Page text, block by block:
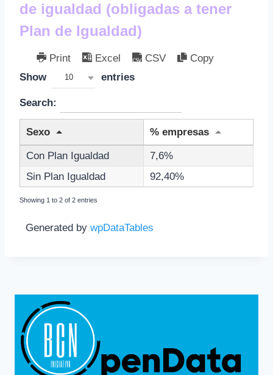
de igualdad (obligadas a tener
Plan de Igualdad)
Print Excel CSV
Copy
Show
10 entries
Search:
Sexo % empresas
Con Plan Igualdad
7,6%
Sin Plan Igualdad
92,40%
Showing 1 to 2 of 2 entries
Generated by wpDataTables